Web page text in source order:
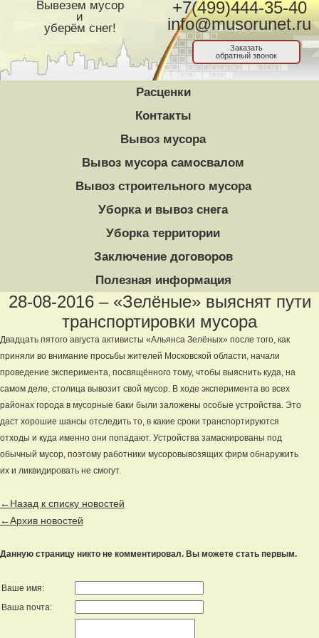
Вывезем мусор
и
уберём снег!
+7(499)444-35-40
info@musorunet.ru
Заказать
обратный звонок
Расценки
Контакты
Вывоз мусора
Вывоз мусора самосвалом
Вывоз строительного мусора
Уборка и вывоз снега
Уборка территории
Заключение договоров
Полезная информация
28-08-2016 – «Зелёные» выяснят пути
транспортировки мусора
Двадцать пятого августа активисты «Альянса Зелёных» после того, как
приняли во внимание просьбы жителей Московской области, начали
проведение эксперимента, посвящённого тому, чтобы выяснить куда, на
самом деле, столица вывозит свой мусор. В ходе эксперимента во всех
районах города в мусорные баки были заложены особые устройства. Это
даст хорошие шансы отследить то, в какие сроки транспортируются
отходы и куда именно они попадают. Устройства замаскированы под
обычный мусор, поэтому работники мусоровывозящих фирм обнаружить
их и ликвидировать не смогут.
←Назад к списку новостей
←Архив новостей
Данную страницу никто не комментировал. Вы можете стать первым.
Ваше имя:
Ваша почта: